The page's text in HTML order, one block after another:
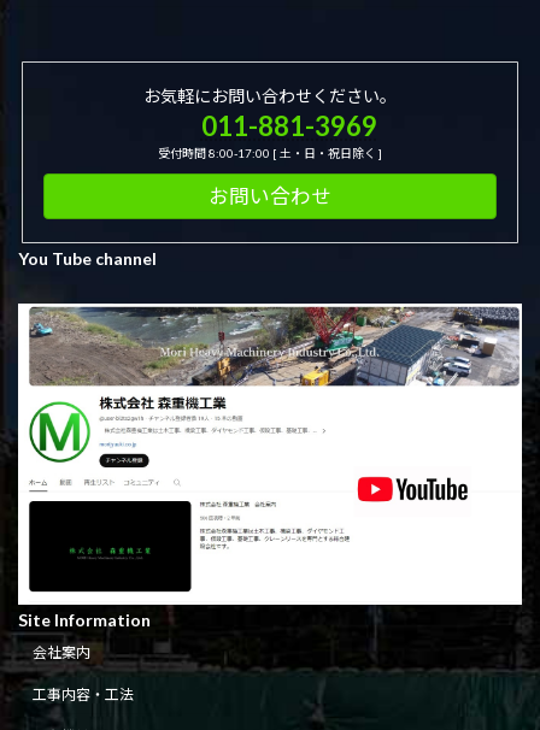
お気軽にお問い合わせください。
011-881-3969
受付時間 8:00-17:00 [ 土・日・祝日除く ]
お問い合わせ
You Tube channel
Site Information
会社案内
工事内容・工法